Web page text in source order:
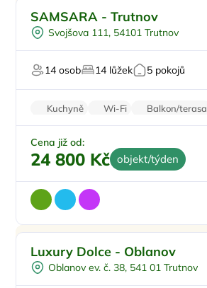
Koupací sud
Vyjížďky na koních
U lesa
SAMSARA - Trutnov
Svojšova 111, 54101 Trutnov
14 osob 14 lůžek 5 pokojů
Kuchyně Wi-Fi
Balkon/terasa
Bezbariérový vstup
Cena již od:
24 800 Kč objekt/týden
Pro čtyři
Vířivka
Luxury Dolce - Oblanov
Oblanov ev. č. 38, 541 01 Trutnov